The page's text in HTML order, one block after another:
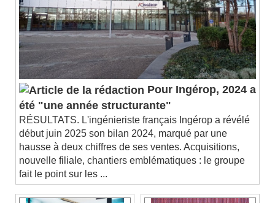
subtitles settings, opens subtitles
settings dialog
subtitles off, selected
Audio Track
Picture-in-Picture
Fullscreen
This is a modal window.
Beginning of dialog window. Escape will cancel
and close the window.
Text
Color Opacity
Text Background
Pour Ingérop, 2024 a
été "une année structurante"
RÉSULTATS. L'ingénieriste français Ingérop a révélé
début juin 2025 son bilan 2024, marqué par une
hausse à deux chiffres de ses ventes. Acquisitions,
nouvelle filiale, chantiers emblématiques : le groupe
fait le point sur les ...